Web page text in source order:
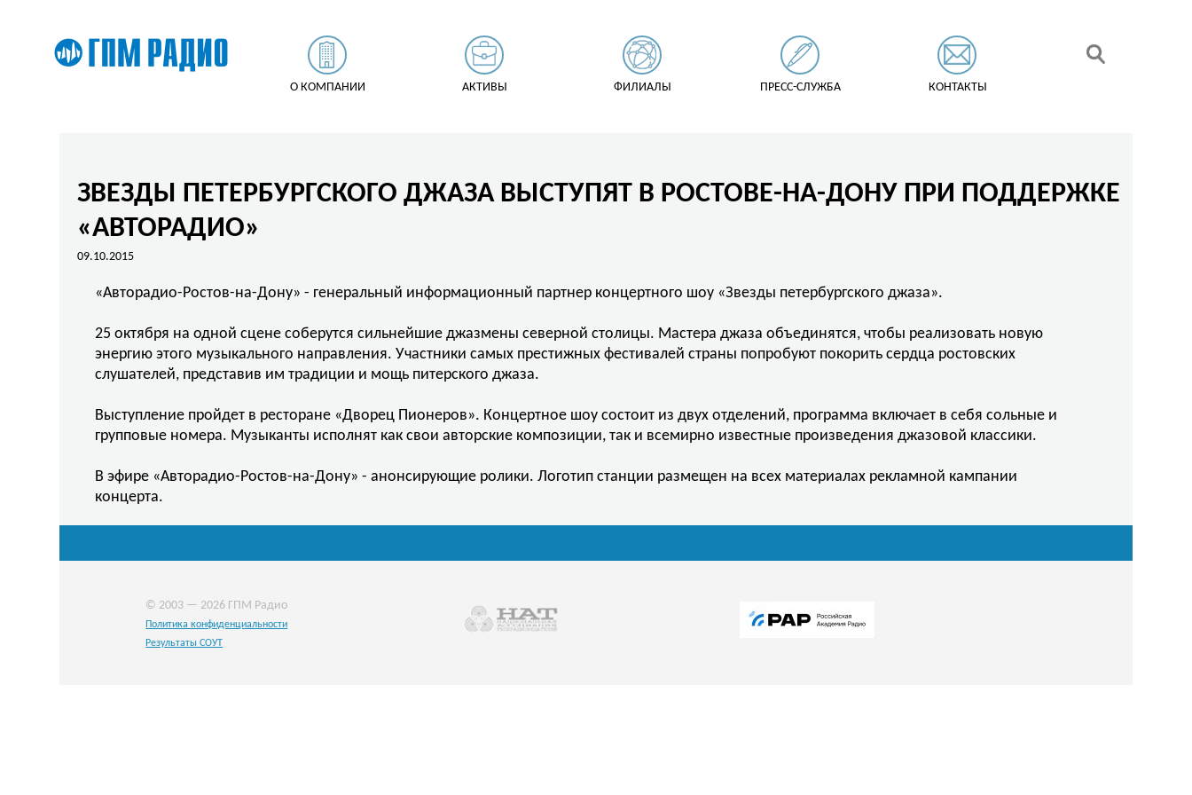
О КОМПАНИИ АКТИВЫ ФИЛИАЛЫ ПРЕСС-СЛУЖБА КОНТАКТЫ
ЗВЕЗДЫ ПЕТЕРБУРГСКОГО ДЖАЗА ВЫСТУПЯТ В РОСТОВЕ-НА-ДОНУ ПРИ ПОДДЕРЖКЕ
«АВТОРАДИО»
09.10.2015
«Авторадио-Ростов-на-Дону» - генеральный информационный партнер концертного шоу «Звезды петербургского джаза».
25 октября на одной сцене соберутся сильнейшие джазмены северной столицы. Мастера джаза объединятся, чтобы реализовать новую
энергию этого музыкального направления. Участники самых престижных фестивалей страны попробуют покорить сердца ростовских
слушателей, представив им традиции и мощь питерского джаза.
Выступление пройдет в ресторане «Дворец Пионеров». Концертное шоу состоит из двух отделений, программа включает в себя сольные и
групповые номера. Музыканты исполнят как свои авторские композиции, так и всемирно известные произведения джазовой классики.
В эфире «Авторадио-Ростов-на-Дону» - анонсирующие ролики. Логотип станции размещен на всех материалах рекламной кампании
концерта.
© 2003 — 2026 ГПМ Радио
Политика конфиденциальности
Результаты СОУТ